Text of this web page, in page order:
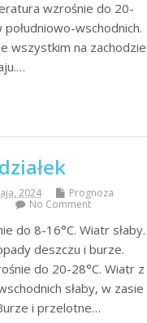
wzrośnie do 20-
wschodnich.
wszystkim na zachodzie
2024
Prognoza
No Comment
do 8-16°C. Wiatr słaby.
deszczu i burze.
do 20-28°C. Wiatr z
słaby, w zasie
i przelotne…